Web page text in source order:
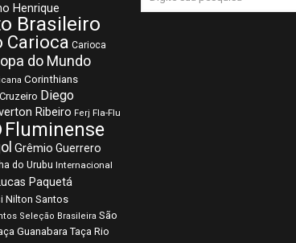
Henrique
Brasileiro
Carioca Carioca
do Mundo
Corinthians
Cruzeiro Diego
Ribeiro Ferj Fla-Flu
Fluminense
Grêmio Guerrero
do Urubu Internacional
Paquetá
Nilton Santos
Seleção Brasileira São
Guanabara Taça Rio